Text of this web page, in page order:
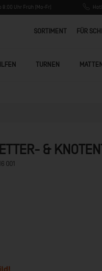
Uhr Früh (Mo-Fr)
SORTIMENT FÜR
TURNEN MATTEN
&
001